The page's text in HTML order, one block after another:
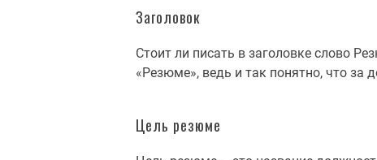
Заголовок
Стоит ли писать в заголовке слово
«Резюме», ведь и так понятно, что за
Цель резюме